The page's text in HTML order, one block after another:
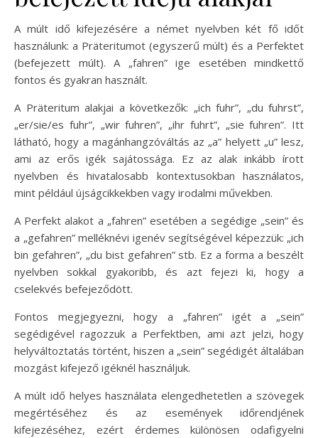
A múlt idő kifejezésére a német nyelvben két fő időt
használunk: a Präteritumot (egyszerű múlt) és a Perfektet
(befejezett múlt). A „fahren” ige esetében mindkettő
fontos és gyakran használt.
A Präteritum alakjai a következők: „ich fuhr”, „du fuhrst”,
„er/sie/es fuhr”, „wir fuhren”, „ihr fuhrt”, „sie fuhren”. Itt
látható, hogy a magánhangzóváltás az „a” helyett „u” lesz,
ami az erős igék sajátossága. Ez az alak inkább írott
nyelvben és hivatalosabb kontextusokban használatos,
mint például újságcikkekben vagy irodalmi művekben.
A Perfekt alakot a „fahren” esetében a segédige „sein” és
a „gefahren” melléknévi igenév segítségével képezzük: „ich
bin gefahren”, „du bist gefahren” stb. Ez a forma a beszélt
nyelvben sokkal gyakoribb, és azt fejezi ki, hogy a
cselekvés befejeződött.
Fontos megjegyezni, hogy a „fahren” igét a „sein”
segédigével ragozzuk a Perfektben, ami azt jelzi, hogy
helyváltoztatás történt, hiszen a „sein” segédigét általában
mozgást kifejező igéknél használjuk.
A múlt idő helyes használata elengedhetetlen a szövegek
megértéséhez és az események időrendjének
kifejezéséhez, ezért érdemes különösen odafigyelni